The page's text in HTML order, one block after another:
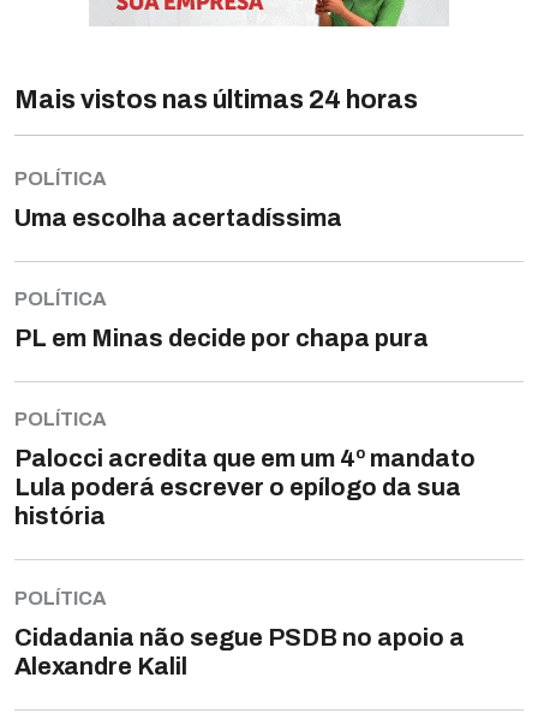
Mais vistos nas últimas 24 horas
POLÍTICA
Uma escolha acertadíssima
POLÍTICA
PL em Minas decide por chapa pura
POLÍTICA
Palocci acredita que em um 4º mandato
Lula poderá escrever o epílogo da sua
história
POLÍTICA
Cidadania não segue PSDB no apoio a
Alexandre Kalil